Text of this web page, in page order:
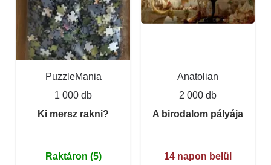
PuzzleMania
1 000 db
Ki mersz rakni?
Raktáron (5)
Anatolian
2 000 db
A birodalom pályája
14 napon belül